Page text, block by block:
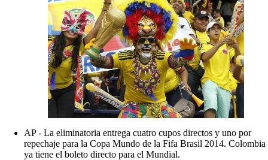
AP - La eliminatoria entrega cuatro cupos directos y uno por
repechaje para la Copa Mundo de la Fifa Brasil 2014. Colombia
ya tiene el boleto directo para el Mundial.